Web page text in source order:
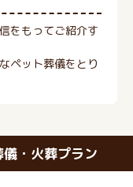
をもってご紹介す
ペット葬儀をとり
・火葬プラン